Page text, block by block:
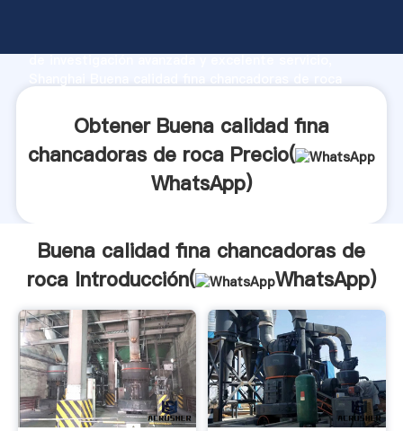
de investigación avanzada y excelente servicio,
clientes.Obtener Buena calidad fina
chancadoras de roca Precio(
WhatsApp)
Buena calidad fina chancadoras de
roca Introducción(
WhatsApp)